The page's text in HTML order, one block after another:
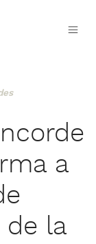
a
la